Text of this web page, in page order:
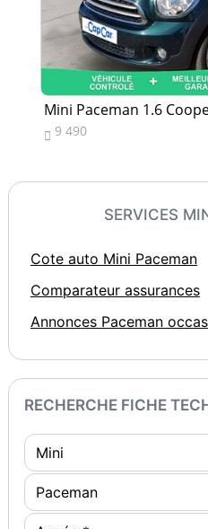
Mini Paceman 1.6
 9 490
RECHERCHE FICHE
SERVICES
Cote auto Mini Paceman
Comparateur assurances
Annonces Paceman